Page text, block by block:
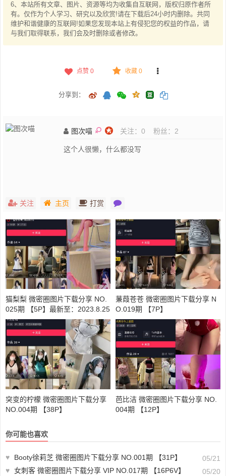
6、本站所有文章、图片、资源等均为收集自互联网，版权归原作者所
有。仅作为个人学习、研究以及欣赏!请在下载后24小时内删除。共同
维护和谐健康的互联网!如果您发现本站上有侵犯您的权益的作品，请
与我们取得联系，我们会及时删除或者修改。
点赞 0 收藏 0
分享到：
图次喵 关注： 0 粉丝： 2
这个人很懒，什么都没写
关注 主页 打赏
猫梨梨 微密圈图片下载分享 NO.
025期 【5P】最新至：2023.8.25
蒹葭苍苍 微密圈图片下载分享 N
O.019期 【7P】
突变的柠檬 微密圈图片下载分享
NO.004期 【38P】
芭比洁 微密圈图片下载分享 NO.
004期 【12P】
你可能也喜欢
♥ Booty徐莉芝 微密圈图片下载分享 NO.001期 【31P】
05/21
♥ 女刺客 微密圈图片下载分享 VIP NO.017期 【16P6V】
05/20